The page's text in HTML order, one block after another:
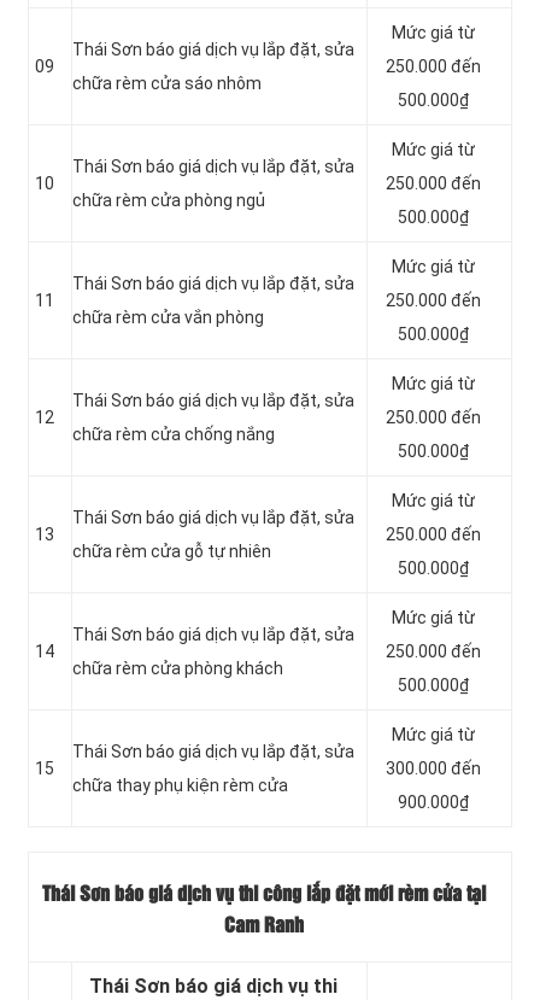
09
Thái Sơn báo giá dịch vụ lắp đặt, sửa
chữa rèm cửa sáo nhôm
Mức giá từ
250.000 đến
500.000₫
10
Thái Sơn báo giá dịch vụ lắp đặt, sửa
chữa rèm cửa phòng ngủ
Mức giá từ
250.000 đến
500.000₫
11
Thái Sơn báo giá dịch vụ lắp đặt, sửa
chữa rèm cửa vắn phòng
Mức giá từ
250.000 đến
500.000₫
12
Thái Sơn báo giá dịch vụ lắp đặt, sửa
chữa rèm cửa chống nắng
Mức giá từ
250.000 đến
500.000₫
13
Thái Sơn báo giá dịch vụ lắp đặt, sửa
chữa rèm cửa gỗ tự nhiên
Mức giá từ
250.000 đến
500.000₫
14
Thái Sơn báo giá dịch vụ lắp đặt, sửa
chữa rèm cửa phòng khách
Mức giá từ
250.000 đến
500.000₫
15
Thái Sơn báo giá dịch vụ lắp đặt, sửa
chữa thay phụ kiện rèm cửa
Mức giá từ
300.000 đến
900.000₫
Thái Sơn báo giá dịch vụ thi công lắp đặt mới rèm cửa tại
Cam Ranh
Thái Sơn báo giá dịch vụ thi